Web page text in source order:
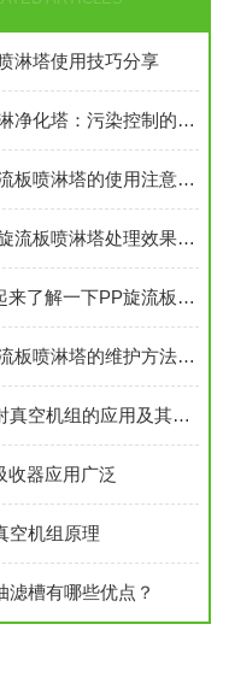
淋塔使用技巧分享
PP尾气喷淋净化塔：污染控制的绿色革命者
述说PP旋流板喷淋塔的使用注意事项
来看看PP旋流板喷淋塔处理效果高于传统喷淋塔的优势在哪里
让我们一起来了解一下PP旋流板喷淋塔的吸收原理吧！
关于PP旋流板喷淋塔的维护方法尽在本篇
PPH水喷射真空机组的应用及其意义
收器应用广泛
空机组原理
滤槽有哪些优点？